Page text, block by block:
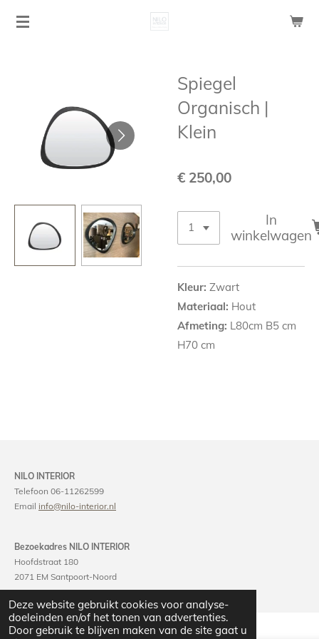
Deze website gebruikt cookies voor analyse-
doeleinden en/of het tonen van advertenties.
Door gebruik te blijven maken van de site gaat u
Ga
Spiegel
Organisch |
Klein
€ 250,00
In
winkelwagen
Kleur: Zwart
Materiaal: Hout
Afmeting: L80cm B5 cm
H70 cm
NILO INTERIOR
Telefoon 06-11262599
Email info@nilo-interior.nl
Bezoekadres NILO INTERIOR
Hoofdstraat 180
2071 EM Santpoort-Noord